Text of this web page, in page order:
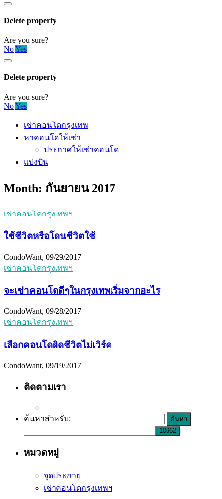
Delete property
Are you sure?
NoYes
Delete property
Are you sure?
NoYes
เช่าคอนโดกรุงเทพ
หาคอนโดให้เช่า
ประกาศให้เช่าคอนโด
แบ่งปัน
Month: กันยายน 2017
เช่าคอนโดกรุงเทพฯ
ใช้ชีวิตหรือโดนชีวิตใช้
CondoWant, 09/29/2017
เช่าคอนโดกรุงเทพฯ
จะเช่าคอนโดดีๆในกรุงเทพเริ่มจากอะไร
CondoWant, 09/28/2017
เช่าคอนโดกรุงเทพฯ
เลือกคอนโดผิดชีวิตไม่เวิร์ค
CondoWant, 09/19/2017
ติดตามเรา
ค้นหาสำหรับ:
หมวดหมู่
จุดประกาย
เช่าคอนโดกรุงเทพฯ